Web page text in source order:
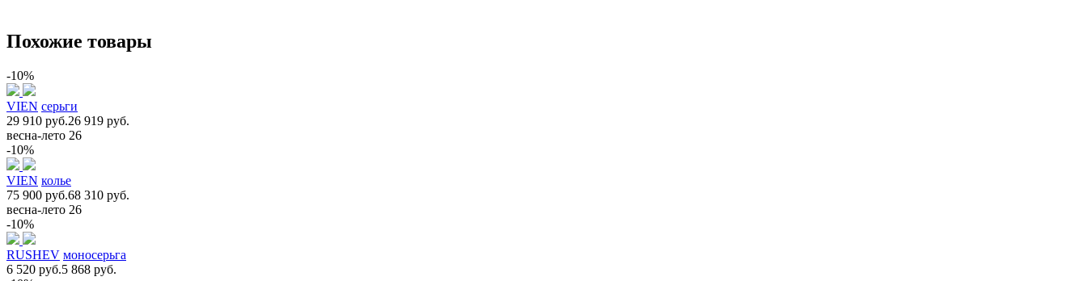
Похожие товары
-10%
VIEN серьги
29 910 руб.26 919 руб.
весна-лето 26
-10%
VIEN колье
75 900 руб.68 310 руб.
весна-лето 26
-10%
RUSHEV моносерьга
6 520 руб.5 868 руб.